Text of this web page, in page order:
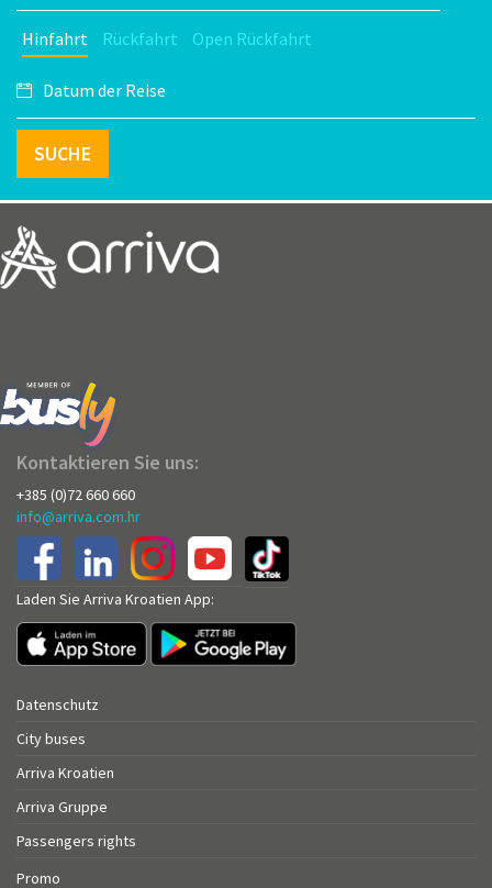
Hinfahrt Rückfahrt Open Rückfahrt
SUCHE
Kontaktieren Sie uns:
+385 (0)72 660 660
info@arriva.com.hr
Laden Sie Arriva Kroatien App:
Datenschutz
City buses
Arriva Kroatien
Arriva Gruppe
Passengers rights
Promo